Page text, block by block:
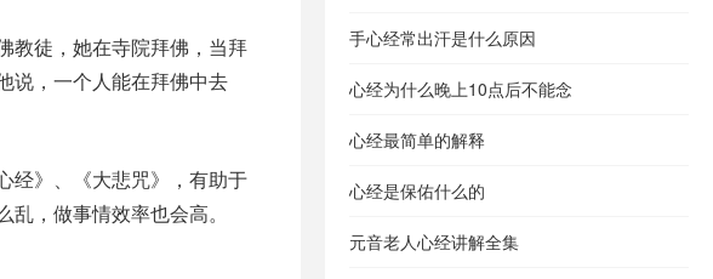
教徒，她在寺院拜佛，当拜
说，一个人能在拜佛中去
经》、《大悲咒》，有助于
，做事情效率也会高。
手心经常出汗是什么原因
心经为什么晚上10点后不能念
心经最简单的解释
心经是保佑什么的
元音老人心经讲解全集